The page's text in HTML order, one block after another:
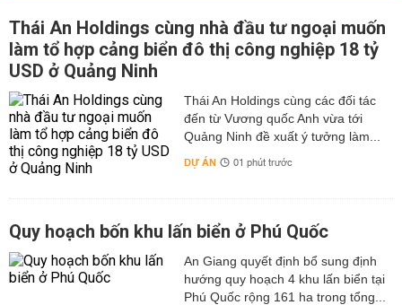
Thái An Holdings cùng nhà đầu tư ngoại muốn
làm tổ hợp cảng biển đô thị công nghiệp 18 tỷ
USD ở Quảng Ninh
Thái An Holdings cùng các đối tác
đến từ Vương quốc Anh vừa tới
Quảng Ninh đề xuất ý tưởng làm...
DỰ ÁN 01 phút trước
Quy hoạch bốn khu lấn biển ở Phú Quốc
An Giang quyết định bổ sung định
hướng quy hoạch 4 khu lấn biển tại
Phú Quốc rộng 161 ha trong tổng...